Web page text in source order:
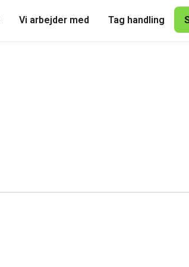
Vi arbejder med Tag handling